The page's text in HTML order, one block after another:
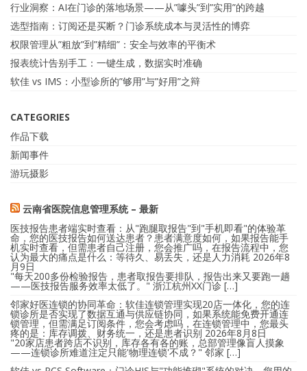
行业洞察：AI在门诊的落地场景——从”噱头”到”实用”的跨越
选型指南：订阅还是买断？门诊系统成本与灵活性的博弈
权限管理从”粗放”到”精细”：安全与效率的平衡术
报表统计告别手工：一键生成，数据实时准确
软佳 vs IMS：小型诊所的”够用”与”好用”之辩
CATEGORIES
作品下载
新闻事件
游玩摄影
云南省医院信息管理系统 – 最新
医技报告患者端实时查看：从"跑腿取报告"到"手机即看"的体验革
命，您的医技报告如何送达患者？患者满意度如何，如果报告能手
机实时查看，但需患者自己注册，您会推广吗，在报告流程中，您
认为最大的痛点是什么：等待久、易丢失，还是人力消耗 2026年8
月9日
"每天200多份检验报告，患者取报告要排队，报告出来又要跑一趟
——医技报告服务效率太低了。" 浙江杭州XX门诊 […]
邻家好医连锁的协同革命：软佳连锁管理实现20店一体化，您的连
锁诊所是否实现了数据互通与供应链协同，如果系统能免费开通连
锁管理，但需满足订阅条件，您会考虑吗，在连锁管理中，您最头
疼的是：库存调拨、财务统一，还是患者识别 2026年8月8日
"20家店患者跨店不识别，库存各有各的账，总部管理像盲人摸象
——连锁诊所难道注定只能'物理连锁'不成？" 邻家 […]